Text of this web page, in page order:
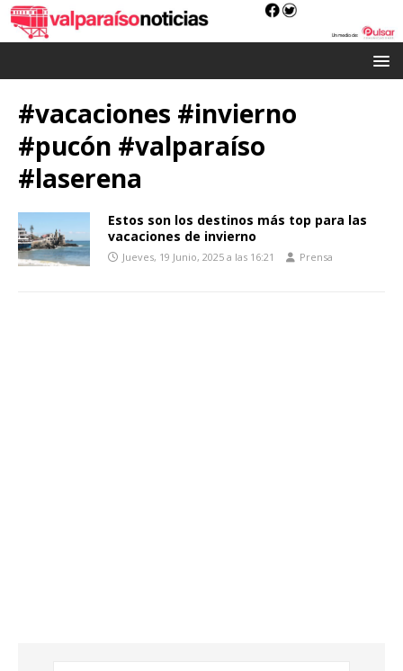
#vacaciones #invierno
#pucón #valparaíso
#laserena
Estos son los destinos más top para las
vacaciones de invierno
Jueves, 19 Junio, 2025 a las 16:21 Prensa